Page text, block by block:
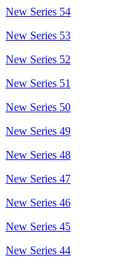
New Series 54
New Series 53
New Series 52
New Series 51
New Series 50
New Series 49
New Series 48
New Series 47
New Series 46
New Series 45
New Series 44